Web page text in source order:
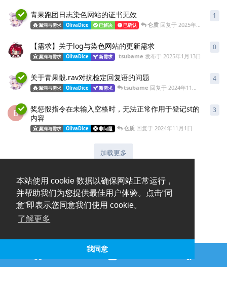
本站使用 cookie 数据以确保网站正常运行，
并帮助我们为您提供最佳用户体验。点击“同
意”即表示您同意我们使用 cookie。
了解更多
我同意
青果跑团日志染色网站的证书无效
漏洞与需求 OlivaDice 已解决 已确认 仑质 回复于 2025年4月20日
1
【需求】关于log与染色网站的更新需求
漏洞与需求 OlivaDice 新需求 tsubame 发布于 2025年1月13日
0
关于青果骰.rav对抗检定回复语的问题
漏洞与需求 OlivaDice 新需求 tsubame 回复于 2024年11月22日
4
B
奖惩骰指令在未输入空格时，无法正常作用于登记st的
内容
漏洞与需求 OlivaDice 非问题 仑质 回复于 2024年11月1日
3
加载更多